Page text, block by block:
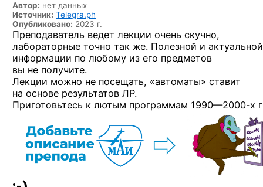
Автор: нет данных
Источник: Telegra.ph
Опубликовано: 2023 г.
Преподаватель ведет лекции очень скучно,
лабораторные точно так же. Полезной и актуальной
информации по любому из его предметов
вы не получите.
Лекции можно не посещать, «автоматы» ставит
на основе результатов ЛР.
Приготовьтесь к лютым программам 1990—2000-х